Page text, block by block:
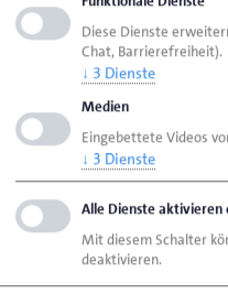
HWK Aurich
Handwerkskammer für
Straße des Handwerks 2
Telefon: 04941 1797-0
E-Mail:kontakt@hwk-
Diese Dienste
Chat, Barrierefreiheit).
↓ 3 Dienste
Medien
Eingebettete Videos
↓ 3 Dienste
Alle Dienste
Mit diesem Schalter
deaktivieren.